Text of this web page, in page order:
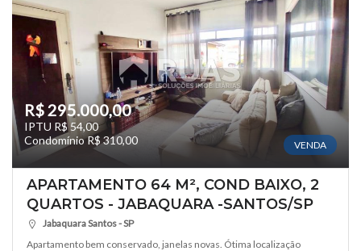
R$ 295.000,00
IPTU R$ 54,00
Condomínio R$ 310,00
VENDA
APARTAMENTO 64 M², COND BAIXO, 2
QUARTOS - JABAQUARA -SANTOS/SP
Jabaquara Santos - SP
Apartamento bem conservado, janelas novas. Ótima localização